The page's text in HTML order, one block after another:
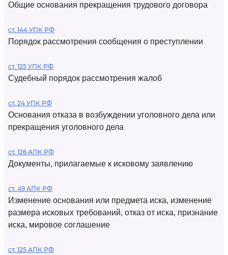
Общие основания прекращения трудового договора
ст. 144 УПК РФ
Порядок рассмотрения сообщения о преступлении
ст. 125 УПК РФ
Судебный порядок рассмотрения жалоб
ст. 24 УПК РФ
Основания отказа в возбуждении уголовного дела или
прекращения уголовного дела
ст. 126 АПК РФ
Документы, прилагаемые к исковому заявлению
ст. 49 АПК РФ
Изменение основания или предмета иска, изменение
размера исковых требований, отказ от иска, признание
иска, мировое соглашение
ст. 125 АПК РФ